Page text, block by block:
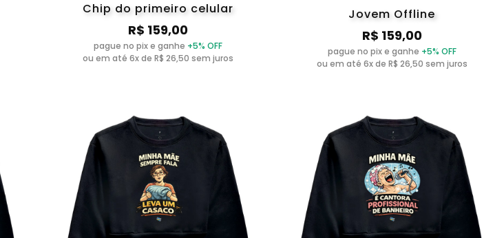
Chip do primeiro celular
R$ 159,00
pague no pix e ganhe +5% OFF
ou em até 6x de R$ 26,50 sem juros
Jovem Offline
R$ 159,00
pague no pix e ganhe +5% OFF
ou em até 6x de R$ 26,50 sem juros